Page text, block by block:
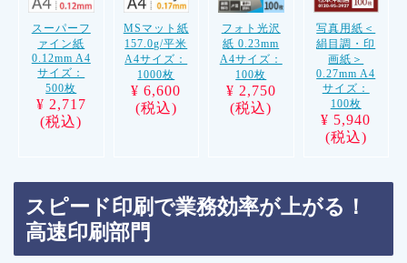
スーパーフ
ァイン紙
0.12mm A4
サイズ：
500枚
¥ 2,717
(税込)
MSマット紙
157.0g/平米
A4サイズ：
1000枚
¥ 6,600
(税込)
フォト光沢
紙 0.23mm
A4サイズ：
100枚
¥ 2,750
(税込)
写真用紙＜
絹目調・印
画紙＞
0.27mm A4
サイズ：
100枚
¥ 5,940
(税込)
スピード印刷で業務効率が上がる！
高速印刷部門